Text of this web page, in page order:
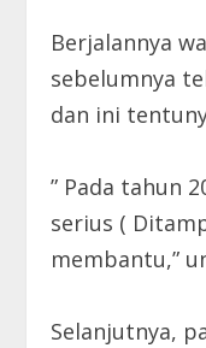
Berjalannya
sebelumnya
dan ini
” Pada tahun
serius (
membantu,”
Selanjutnya,